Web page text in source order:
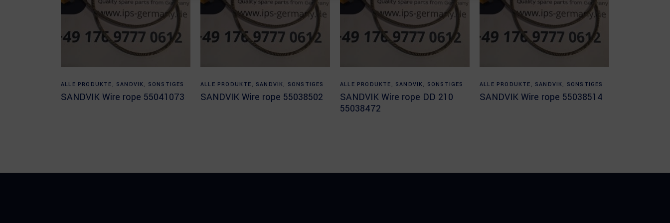
Read more
ALLE PRODUKTE , SANDVIK, SONSTIGES
SANDVIK Wire rope 55041073
Read more
ALLE PRODUKTE , SANDVIK, SONSTIGES
SANDVIK Wire rope 55038502
Read more
ALLE PRODUKTE , SANDVIK, SONSTIGES
SANDVIK Wire rope DD 210
55038472
Read more
ALLE PRODUKTE , SANDVIK, SONSTIGES
SANDVIK Wire rope 55038514